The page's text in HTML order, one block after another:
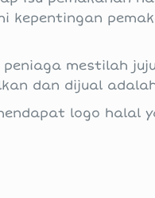
kepentingan
mestilah
dan dijual
logo halal